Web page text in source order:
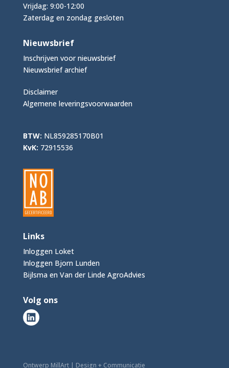
Vrijdag: 9:00-12:00
Zaterdag en zondag gesloten
Nieuwsbrief
Inschrijven voor nieuwsbrief
Nieuwsbrief archief
Disclaimer
Algemene leveringsvoorwaarden
BTW: NL859285170B01
KvK: 72915536
Links
Inloggen Loket
Inloggen Bjorn Lunden
Bijlsma en Van der Linde AgroAdvies
Volg ons
Ontwerp MillArt | Design + Communicatie